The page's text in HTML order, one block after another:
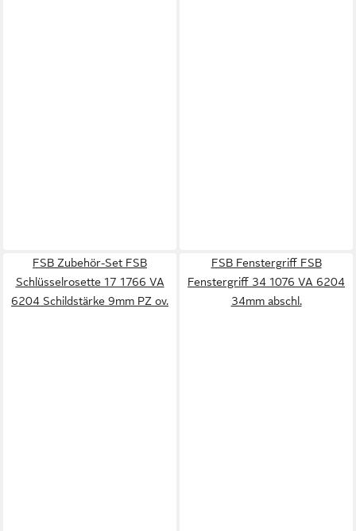
FSB Zubehör-Set FSB
Schlüsselrosette 17 1766 VA
6204 Schildstärke 9mm PZ ov.
FSB Fenstergriff FSB
Fenstergriff 34 1076 VA 6204
34mm abschl.